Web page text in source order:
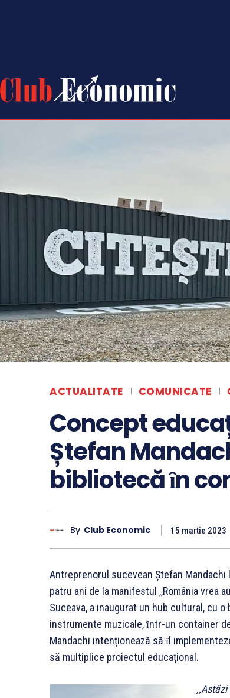
ACTUALITATE COMUNICATE
Concept
Ștefan
bibliotecă ȋn
By Club Economic 15 martie 2023
Antreprenorul sucevean Ștefan Mandachi
patru ani de la manifestul ,,România vrea
Suceava, a inaugurat un hub cultural, cu
instrumente muzicale, ȋntr-un container
Mandachi intenționează să ȋl
să multiplice proiectul educațional.